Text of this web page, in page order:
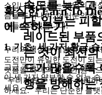
속도를 늦추고
다. 일부는 피
레이드된 부품
는 것이 최선
드가 많을수록
행을 방해하는
스입니다. 우리는 게임의 핵
즘을 드러내며, 여러분의 최
만들어내겠습니다.
1. 기초: 세 가지 황금 습
고급 기동에 들어가기 전에,
이 세 가지 양보할 수 없는
세요.
확실한 Earn To
에 속하는가
우리의 핵심은 게임이 안식
도전만이 유일한 도전이 되
랫폼을 하나의 확고한 원칙
"우리가 모든 마찰을 처리하
하세요." 우리는 단순한 플